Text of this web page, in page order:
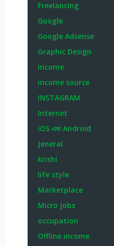
Freelancing
Google
Google Adsense
Graphic Design
income
income source
INSTAGRAM
Internet
iOS এবং Android
Jeneral
krishi
life style
Marketplace
Micro Jobs
occupation
Offline income